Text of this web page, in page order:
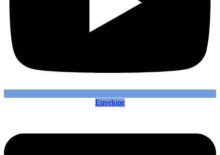
Envelope